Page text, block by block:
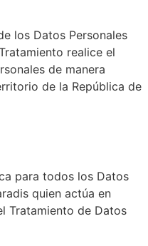
los Datos Personales
realice el
de manera
de la República de
para todos los Datos
quien actúa en
Tratamiento de Datos